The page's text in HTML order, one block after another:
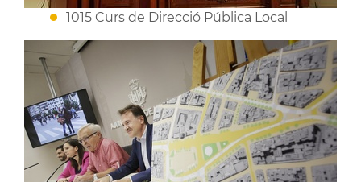
1015 Curs de Direcció Pública Local